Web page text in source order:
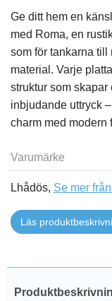
Ge ditt hem en
med Roma, en
som för tankarna till
material. Varje
struktur som skapar
inbjudande uttryck
charm med modern
Varumärke
Lhådös, Se mer
Läs